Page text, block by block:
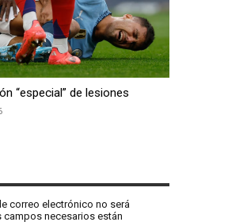
“especial” de lesiones
correo electrónico no será
campos necesarios están